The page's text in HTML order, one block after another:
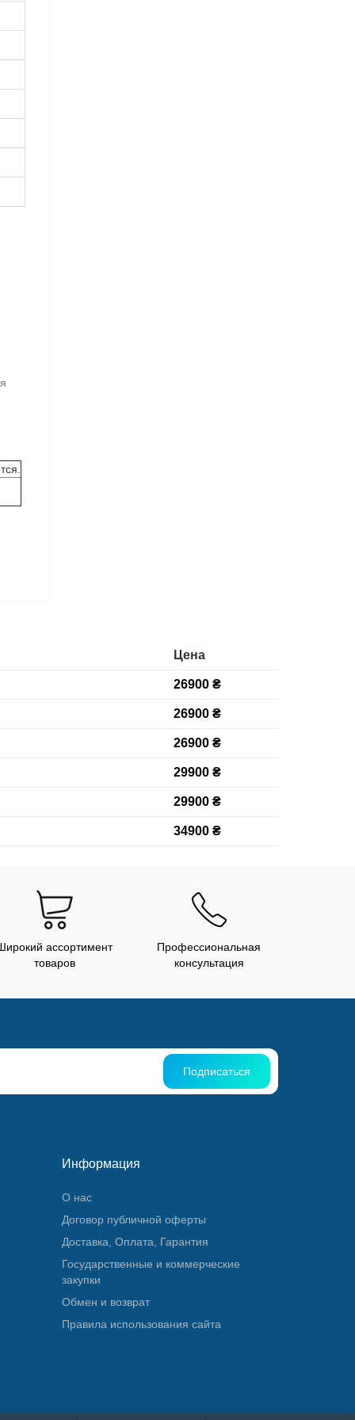
Цена
26900 ₴
26900 ₴
26900 ₴
29900 ₴
29900 ₴
34900 ₴
ассортимент
товаров
Профессиональная
консультация
Подписаться
Информация
О нас
Договор публичной оферты
Доставка, Оплата, Гарантия
Государственные и коммерческие
закупки
Обмен и возврат
Правила использования сайта